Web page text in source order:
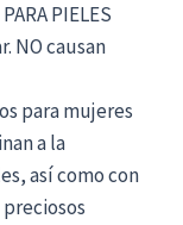
PIELES
NO causan
para mujeres
a la
así como con